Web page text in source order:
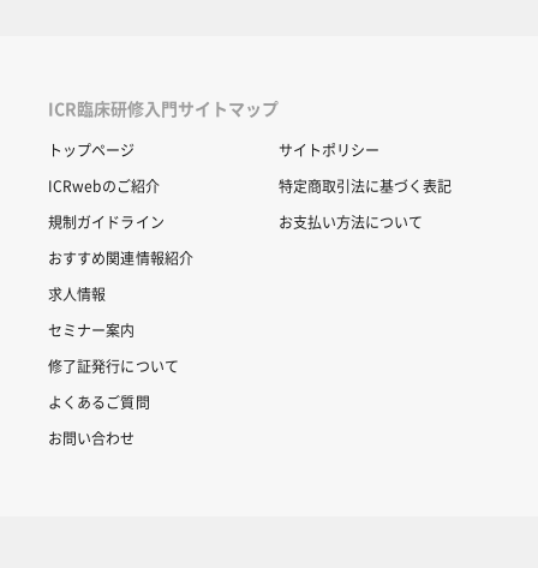
ICR臨床研修入門サイトマップ
トップページ
ICRwebのご紹介
規制ガイドライン
おすすめ関連情報紹介
求人情報
セミナー案内
修了証発行について
よくあるご質問
お問い合わせ
サイトポリシー
特定商取引法に基づく表記
お支払い方法について